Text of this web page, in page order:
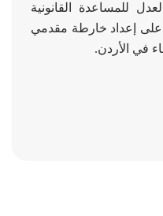
للمساعدة القانونية
على إعداد خارطة مقدمي
في الأردن.